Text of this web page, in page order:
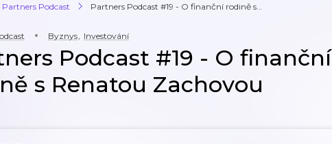
Partners Podcast Partners Podcast #19 - O finanční rodině s...
Byznys, Investování
Podcast #19 - O finanční
s Renatou Zachovou